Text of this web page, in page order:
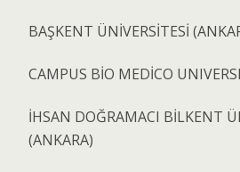
BAŞKENT ÜNİVERSİTESİ
CAMPUS BİO MEDİCO
İHSAN DOĞRAMACI BİLKENT
(ANKARA)